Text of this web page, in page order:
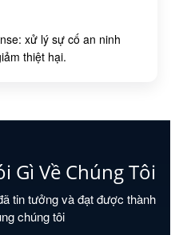
xử lý sự cố an ninh
thiệt hại.
Gì Về Chúng Tôi
tin tưởng và đạt được thành
chúng tôi